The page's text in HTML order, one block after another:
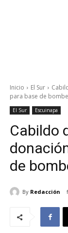
Inicio El Sur
para base de
El Sur Escuinapa
Cabildo
de
By Redacción